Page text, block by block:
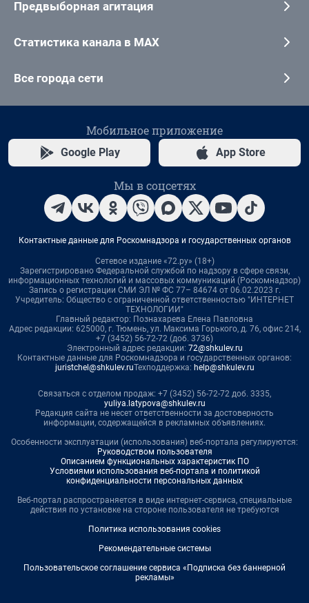
Предвыборная агитация
Статистика канала в MAX
Все города сети
Мобильное приложение
Google Play App Store
Мы в соцсетях
Контактные данные для Роскомнадзора и государственных органов
Сетевое издание «72.ру» (18+)
Зарегистрировано Федеральной службой по надзору в сфере связи,
информационных технологий и массовых коммуникаций (Роскомнадзор)
Запись о регистрации СМИ ЭЛ № ФС 77– 84674 от 06.02.2023 г.
Учредитель: Общество с ограниченной ответственностью "ИНТЕРНЕТ
ТЕХНОЛОГИИ"
Главный редактор: Познахарева Елена Павловна
Адрес редакции: 625000, г. Тюмень, ул. Максима Горького, д. 76, офис 214,
+7 (3452) 56-72-72 (доб. 3736)
Электронный адрес редакции: 72@shkulev.ru
Контактные данные для Роскомнадзора и государственных органов:
juristchel@shkulev.ruТехподдержка: help@shkulev.ru
Связаться с отделом продаж: +7 (3452) 56-72-72 доб. 3335,
yuliya.latypova@shkulev.ru
Редакция сайта не несет ответственности за достоверность
информации, содержащейся в рекламных объявлениях.
Особенности эксплуатации (использования) веб-портала регулируются:
Руководством пользователя
Описанием функциональных характеристик ПО
Условиями использования веб-портала и политикой
конфиденциальности персональных данных
Веб-портал распространяется в виде интернет-сервиса, специальные
действия по установке на стороне пользователя не требуются
Политика использования cookies
Рекомендательные системы
Пользовательское соглашение сервиса «Подписка без баннерной
рекламы»